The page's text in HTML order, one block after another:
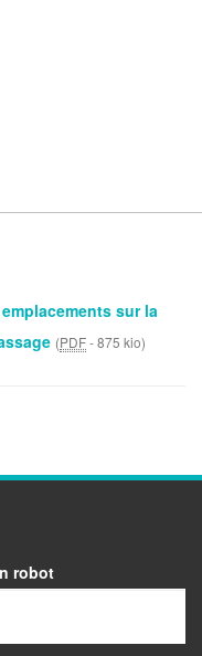
sur la
(PDF-875 kio)
robot